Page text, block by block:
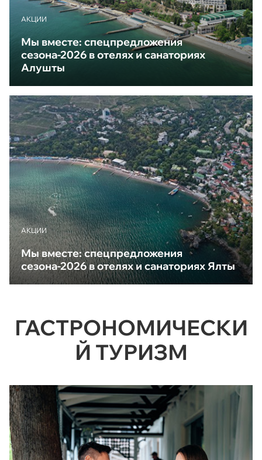
АКЦИИ
Мы вместе: спецпредложения
сезона-2026 в отелях и санаториях
Алушты
АКЦИИ
Мы вместе: спецпредложения
сезона-2026 в отелях и санаториях Ялты
ГАСТРОНОМИЧЕСКИ
Й ТУРИЗМ